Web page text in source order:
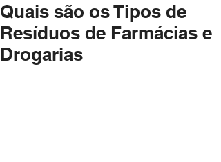
Quais são os Tipos de
Resíduos de Farmácias e
Drogarias